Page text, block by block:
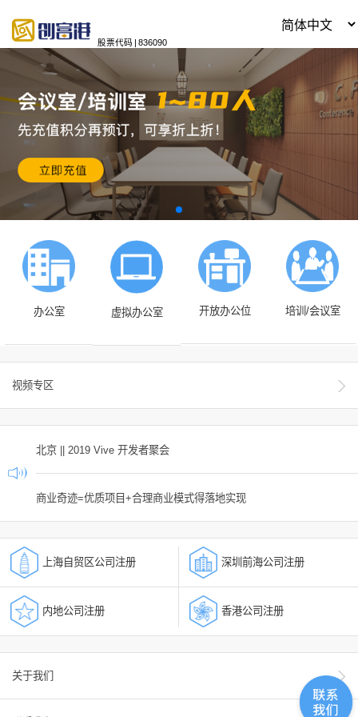
股票代码 | 836090
办公室 虚拟办公室 开放办公位 培训/会议室
视频专区
北京 || 2019 Vive 开发者聚会
商业奇迹=优质项目+合理商业模式得落地实现
上海自贸区公司注册 深圳前海公司注册
内地公司注册 香港公司注册
关于我们